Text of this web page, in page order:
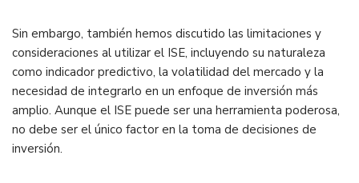
Sin embargo, también hemos discutido las limitaciones y
consideraciones al utilizar el ISE, incluyendo su naturaleza
como indicador predictivo, la volatilidad del mercado y la
necesidad de integrarlo en un enfoque de inversión más
amplio. Aunque el ISE puede ser una herramienta poderosa,
no debe ser el único factor en la toma de decisiones de
inversión.